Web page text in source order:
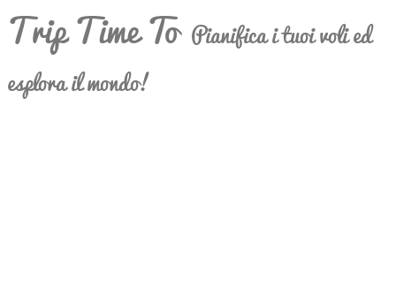
Trip Time To Pianifica i tuoi voli ed
esplora il mondo!